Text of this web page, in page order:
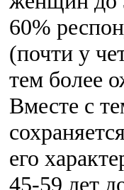
60%
(почти у
тем более
Вместе с
его
45-59 лет